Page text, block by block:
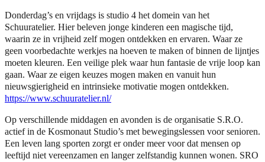
Donderdag’s en vrijdags is studio 4 het domein van het
Schuuratelier. Hier beleven jonge kinderen een magische tijd,
waarin ze in vrijheid zelf mogen ontdekken en ervaren. Waar ze
geen voorbedachte werkjes na hoeven te maken of binnen de lijntjes
moeten kleuren. Een veilige plek waar hun fantasie de vrije loop kan
gaan. Waar ze eigen keuzes mogen maken en vanuit hun
nieuwsgierigheid en intrinsieke motivatie mogen ontdekken.
https://www.schuuratelier.nl/
Op verschillende middagen en avonden is de organisatie S.R.O.
actief in de Kosmonaut Studio’s met bewegingslessen voor senioren.
Een leven lang sporten zorgt er onder meer voor dat mensen op
leeftijd niet vereenzamen en langer zelfstandig kunnen wonen. SRO